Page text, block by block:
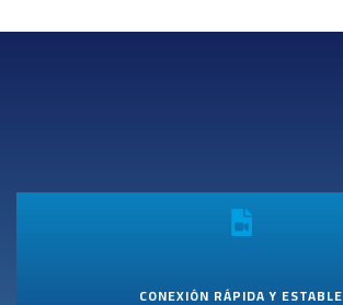
CONEXIÓN RÁPIDA Y ESTABLE